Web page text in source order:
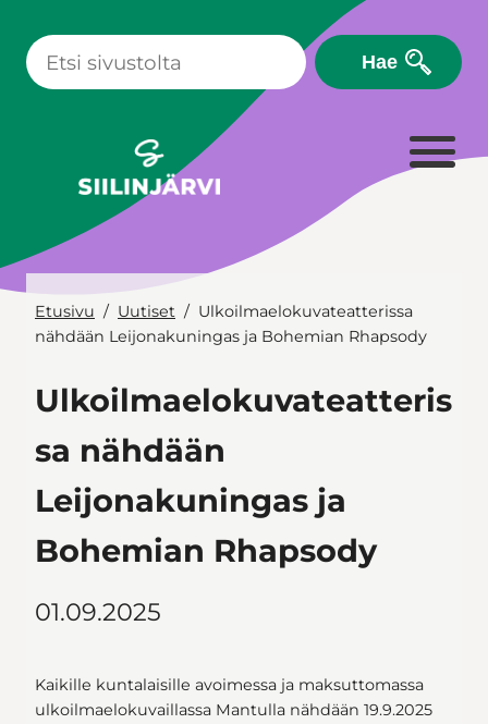
sisältöön
Hae
Etusivu Uutiset
Ulkoilmaelokuvateatterissa
nähdään Leijonakuningas ja Bohemian Rhapsody
Ulkoilmaelokuvateatteris
sa nähdään
Leijonakuningas ja
Bohemian Rhapsody
01.09.2025
Kaikille kuntalaisille avoimessa ja maksuttomassa
ulkoilmaelokuvaillassa Mantulla nähdään 19.9.2025